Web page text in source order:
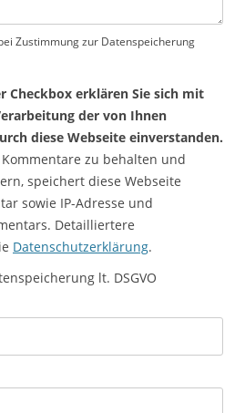
Zustimmung zur Datenspeicherung
Checkbox erklären Sie sich mit
der von Ihnen
diese Webseite einverstanden.
zu behalten und
speichert diese Webseite
sowie IP-Adresse und
Detailliertere
Datenschutzerklärung.
lt. DSGVO